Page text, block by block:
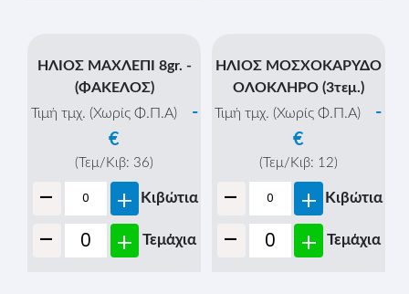
50gr. - (ΓΥΑΛΙΝΟ ΒΑΖΟ)
Τιμή τμχ. (Χωρίς Φ.Π.Α)
€
(Τεμ/Κιβ: 6)
- + Κιβώτια
(ΦΑΚΕΛΟΣ)
Τιμή τμχ. (Χωρίς Φ.Π.Α)
(Τεμ/Κιβ: 36)
- + Κιβώτια